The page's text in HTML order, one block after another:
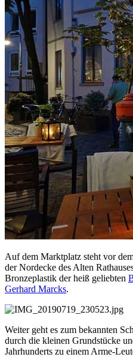
Auf dem Marktplatz steht vor
der Nordecke des Alten
Bronzeplastik der heiß geliebten
Gerhard Marcks.
Weiter geht es zum bekannten
durch die kleinen Grundstücke
Jahrhunderts zu einem Arme-